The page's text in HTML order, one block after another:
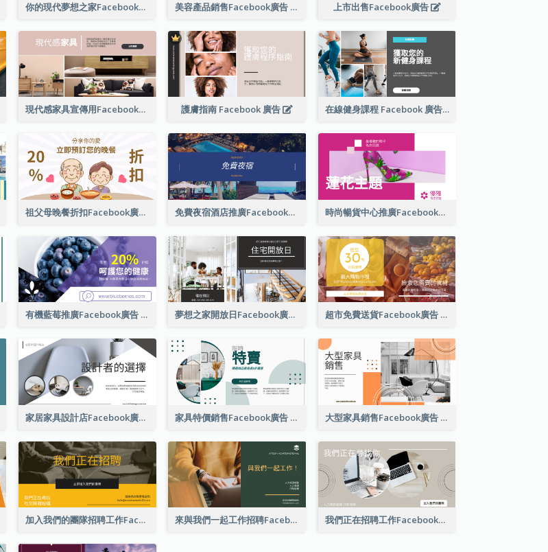
你的現代夢想之家Facebook廣告 美容產品銷售Facebook廣告 上市出售Facebook廣告
現代感家具宣傳用Facebook帖子 護膚指南 Facebook 廣告 在線健身課程 Facebook 廣告
祖父母晚餐折扣Facebook廣告 免費夜宿酒店推廣Facebook廣告 時尚暢貨中心推廣Facebook廣告
有機藍莓推廣Facebook廣告 夢想之家開放日Facebook廣告 超市免費送貨Facebook廣告
家居家具設計店Facebook廣告 家具特價銷售Facebook廣告 大型家具銷售Facebook廣告
加入我們的團隊招聘工作Facebook廣告 來與我們一起工作招聘Facebook廣告 我們正在招聘工作Facebook廣告